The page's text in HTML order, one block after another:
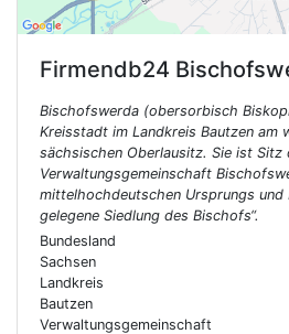
Firmendb24
Bischofswerda (obersorbisch
Kreisstadt im Landkreis Bautzen am
sächsischen Oberlausitz. Sie ist Sitz
Verwaltungsgemeinschaft
mittelhochdeutschen Ursprungs und
gelegene Siedlung des Bischofs“.
Bundesland
Sachsen
Landkreis
Bautzen
Verwaltungs­gemeinschaft